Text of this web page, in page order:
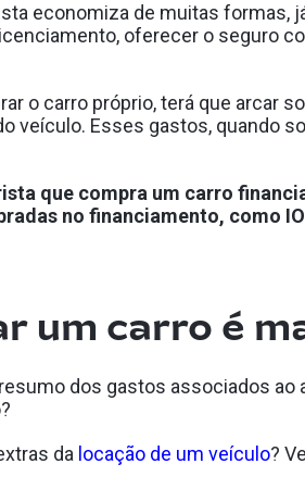
economiza de muitas formas,
oferecer o seguro
o carro próprio, terá que arcar
veículo. Esses gastos, quando
que compra um carro
no financiamento, como
um carro é
dos gastos associados ao
da locação de um veículo?